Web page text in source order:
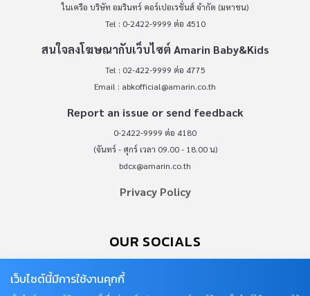
ในเครือ บริษัท อมรินทร์ คอร์เปอเรชั่นส์ จำกัด (มหาชน)
Tel : 0-2422-9999 ต่อ 4510
สนใจลงโฆษณากับเว็บไซต์ Amarin Baby&Kids
Tel : 02-422-9999 ต่อ 4775
Email : abkofficial@amarin.co.th
Report an issue or send feedback
0-2422-9999 ต่อ 4180
(จันทร์ - ศุกร์ เวลา 09.00 - 18.00 น)
bdcx@amarin.co.th
Privacy Policy
OUR SOCIALS
เว็บไซต์นี้มีการใช้งานคุกกี้